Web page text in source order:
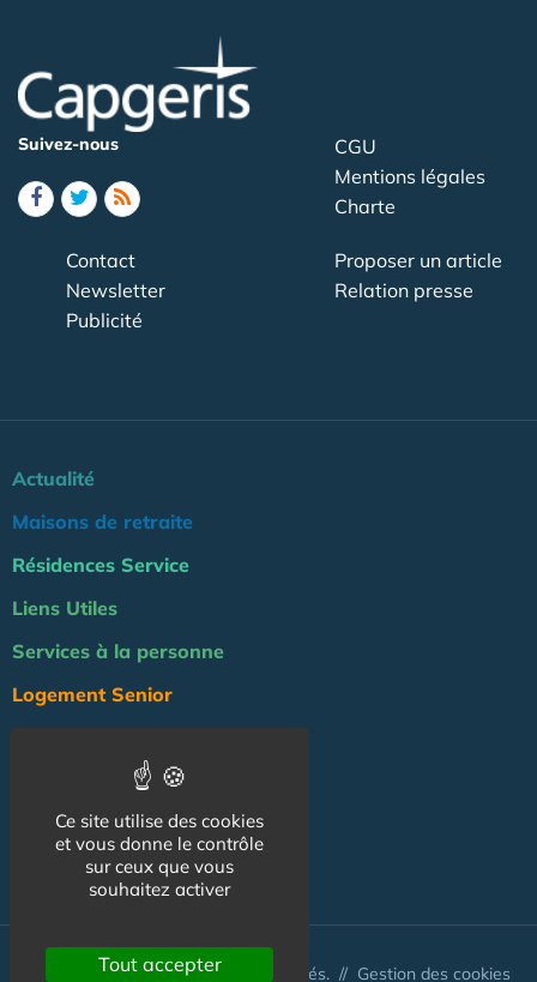
Suivez-nous
CGU
Mentions légales
Charte
Contact
Newsletter
Publicité
Proposer un article
Relation presse
Actualité
Maisons de retraite
Résidences Service
Liens Utiles
Services à la personne
Logement Senior
Emploi & formation
Professionnels
NOS AUTRES SITES :
© Australis 2026 - Tous droits réservés. // Gestion des cookies
Ce site utilise des cookies
et vous donne le contrôle
sur ceux que vous
souhaitez activer
Tout accepter